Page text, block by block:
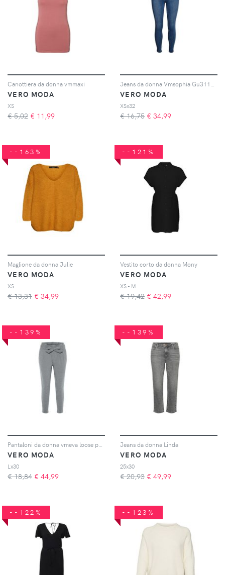
Canottiera da donna vmmaxi
VERO MODA
XS
€ 5,02 € 11,99
VERO MODA
XSx32
€ 16,75 € 34,99
--163%
Maglione da donna Julie
VERO MODA
XS
€ 13,31 € 34,99
--121%
Vestito corto da donna Mony
VERO MODA
XS - M
€ 19,42 € 42,99
--139%
VERO MODA
Lx30
€ 18,84 € 44,99
--139%
Jeans da donna Linda
VERO MODA
25x30
€ 20,93 € 49,99
--122% --123%